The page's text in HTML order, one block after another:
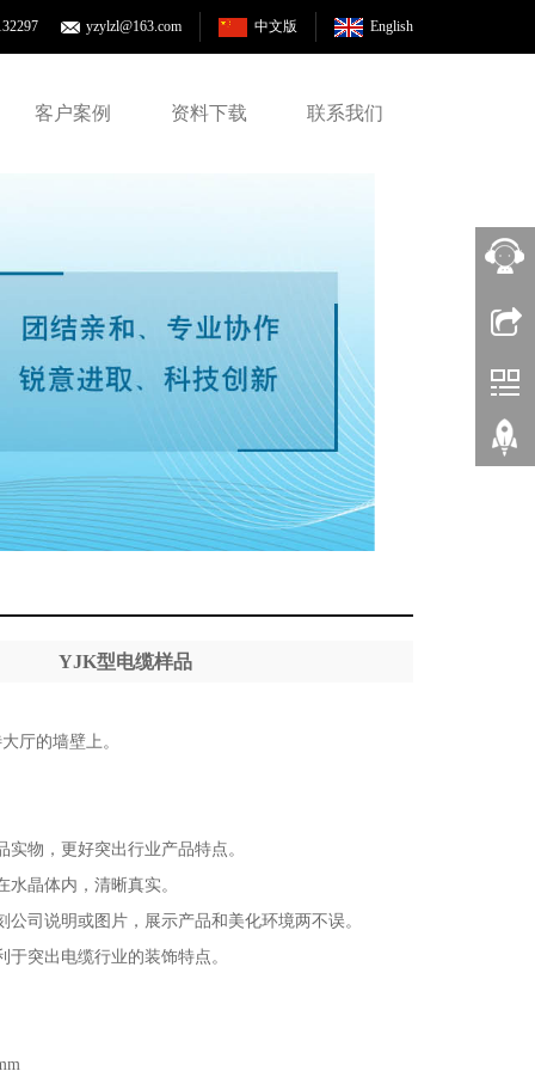
English
中文版
yzylzl@163.com
客户案例 资料下载 联系我们
YJK型电缆样品
厅的墙壁上。
实物，更好突出行业产品特点。
晶体内，清晰真实。
公司说明或图片，展示产品和美化环境两不误。
于突出电缆行业的装饰特点。